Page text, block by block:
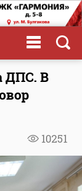
ДПС. В
10251